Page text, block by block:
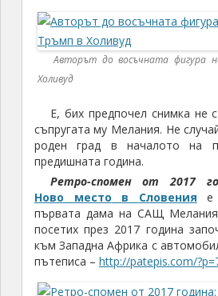
Авторът до восъчната фигура
Холивуд
Е, бих предпочел снимка не
съпругата му Мелания. Не
роден град в началото на
предишната година.
Ретро-спомен от 2017
Ново место
в Словения е
първата дама на САЩ
посетих през 2017 година
към Западна Африка с
пътеписа – http://patepis.com/